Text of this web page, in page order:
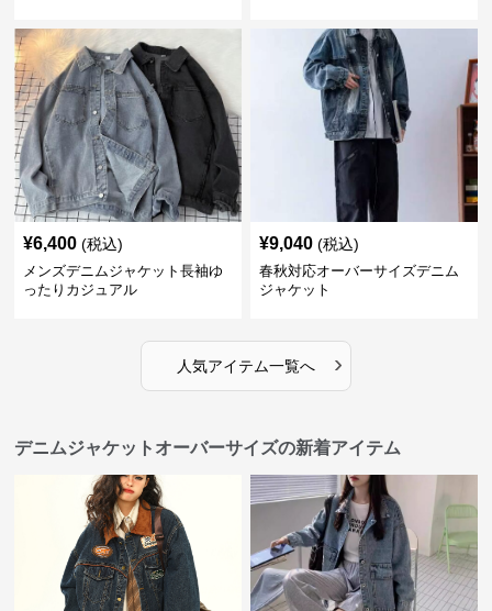
¥6,400 (税込)
メンズデニムジャケット長袖ゆ
ったりカジュアル
¥9,040 (税込)
春秋対応オーバーサイズデニム
ジャケット
人気アイテム一覧へ ›
デニムジャケットオーバーサイズの新着アイテム